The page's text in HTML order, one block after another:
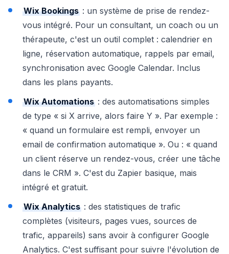
Wix Bookings : un système de prise de rendez-
vous intégré. Pour un consultant, un coach ou un
thérapeute, c'est un outil complet : calendrier en
ligne, réservation automatique, rappels par email,
synchronisation avec Google Calendar. Inclus
dans les plans payants.
Wix Automations : des automatisations simples
de type « si X arrive, alors faire Y ». Par exemple :
« quand un formulaire est rempli, envoyer un
email de confirmation automatique ». Ou : « quand
un client réserve un rendez-vous, créer une tâche
dans le CRM ». C'est du Zapier basique, mais
intégré et gratuit.
Wix Analytics : des statistiques de trafic
complètes (visiteurs, pages vues, sources de
trafic, appareils) sans avoir à configurer Google
Analytics. C'est suffisant pour suivre l'évolution de